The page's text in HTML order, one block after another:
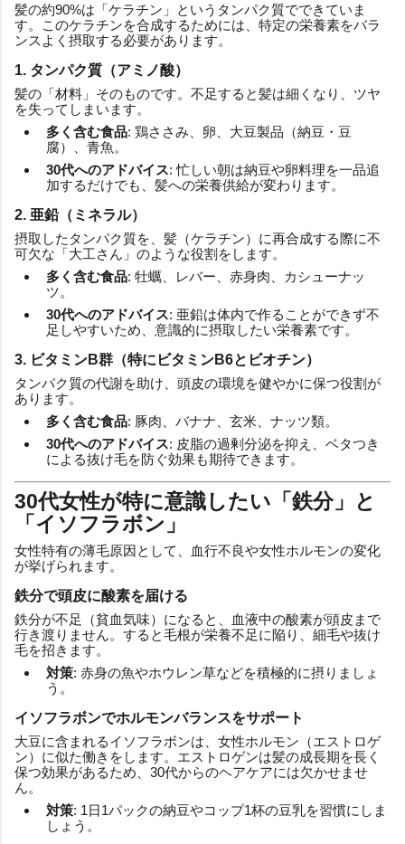
髪の約90%は「ケラチン」というタンパク質でできていま
す。このケラチンを合成するためには、特定の栄養素をバラ
ンスよく摂取する必要があります。
1. タンパク質（アミノ酸）
髪の「材料」そのものです。不足すると髪は細くなり、ツヤ
を失ってしまいます。
多く含む食品: 鶏ささみ、卵、大豆製品（納豆・豆
腐）、青魚。
30代へのアドバイス: 忙しい朝は納豆や卵料理を一品追
加するだけでも、髪への栄養供給が変わります。
2. 亜鉛（ミネラル）
摂取したタンパク質を、髪（ケラチン）に再合成する際に不
可欠な「大工さん」のような役割をします。
多く含む食品: 牡蠣、レバー、赤身肉、カシューナッ
ツ。
30代へのアドバイス: 亜鉛は体内で作ることができず不
足しやすいため、意識的に摂取したい栄養素です。
3. ビタミンB群（特にビタミンB6とビオチン）
タンパク質の代謝を助け、頭皮の環境を健やかに保つ役割が
あります。
多く含む食品: 豚肉、バナナ、玄米、ナッツ類。
30代へのアドバイス: 皮脂の過剰分泌を抑え、ベタつき
による抜け毛を防ぐ効果も期待できます。
30代女性が特に意識したい「鉄分」と
「イソフラボン」
女性特有の薄毛原因として、血行不良や女性ホルモンの変化
が挙げられます。
鉄分で頭皮に酸素を届ける
鉄分が不足（貧血気味）になると、血液中の酸素が頭皮まで
行き渡りません。すると毛根が栄養不足に陥り、細毛や抜け
毛を招きます。
対策: 赤身の魚やホウレン草などを積極的に摂りましょ
う。
イソフラボンでホルモンバランスをサポート
大豆に含まれるイソフラボンは、女性ホルモン（エストロゲ
ン）に似た働きをします。エストロゲンは髪の成長期を長く
保つ効果があるため、30代からのヘアケアには欠かせませ
ん。
対策: 1日1パックの納豆やコップ1杯の豆乳を習慣にしま
しょう。